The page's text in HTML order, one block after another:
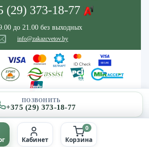
ПОЗВОНИТЬ
+375 (29) 373-18-77
Кабинет Корзина
0
(29) 373-18-77
до 21.00 без выходных
info@zakazcvetov.by